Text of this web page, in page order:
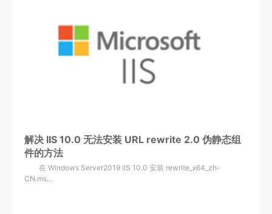
解决 IIS 10.0 无法安装 URL rewrite 2.0 伪静态组
件的方法
在 Windows Server2019 IIS 10.0 安装 rewrite_x64_zh-
CN.ms...